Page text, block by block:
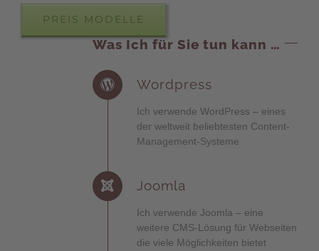
PREIS MODELLE
Was Ich für Sie tun kann …
Wordpress
Ich verwende WordPress – eines
der weltweit beliebtesten Content-
Management-Systeme
Joomla
Ich verwende Joomla – eine
weitere CMS-Lösung für Webseiten
die viele Möglichkeiten bietet